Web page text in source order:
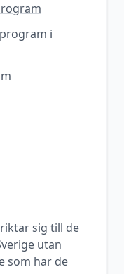
i
sig till de
utan
som har de